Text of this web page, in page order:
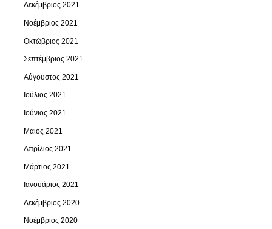
Δεκέμβριος 2021
Νοέμβριος 2021
Οκτώβριος 2021
Σεπτέμβριος 2021
Αύγουστος 2021
Ιούλιος 2021
Ιούνιος 2021
Μάιος 2021
Απρίλιος 2021
Μάρτιος 2021
Ιανουάριος 2021
Δεκέμβριος 2020
Νοέμβριος 2020